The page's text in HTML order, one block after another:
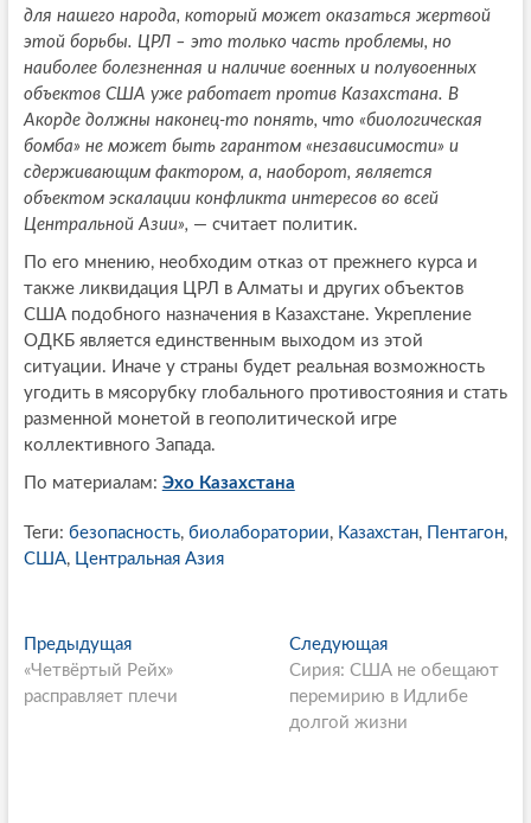
для нашего народа, который может оказаться жертвой
этой борьбы. ЦРЛ – это только часть проблемы, но
наиболее болезненная и наличие военных и полувоенных
объектов США уже работает против Казахстана. В
Акорде должны наконец-то понять, что «биологическая
бомба» не может быть гарантом «независимости» и
сдерживающим фактором, а, наоборот, является
объектом эскалации конфликта интересов во всей
Центральной Азии», — считает политик.
По его мнению, необходим отказ от прежнего курса и
также ликвидация ЦРЛ в Алматы и других объектов
США подобного назначения в Казахстане. Укрепление
ОДКБ является единственным выходом из этой
ситуации. Иначе у страны будет реальная возможность
угодить в мясорубку глобального противостояния и стать
разменной монетой в геополитической игре
коллективного Запада.
По материалам: Эхо Казахстана
Теги: безопасность, биолаборатории, Казахстан, Пентагон,
США, Центральная Азия
P
o
ПредыдущаяП
р
е
«Четвёртый Рейх»
расправляет плечи
Следующая
л
е
д
Сирия: США не обещают
перемирию в Идлибе
долгой жизни